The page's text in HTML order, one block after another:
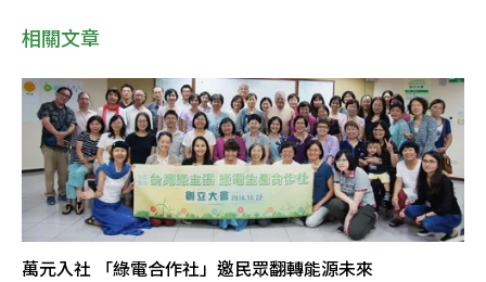
相關文章
萬元入社 「綠電合作社」邀民眾翻轉能源未來